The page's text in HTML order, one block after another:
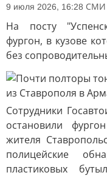
9 июля 2026, 16:28 СМИ
На посту
фургон, в кузове
без
Сотрудники
остановили
жителя
полицейские
пластиковых